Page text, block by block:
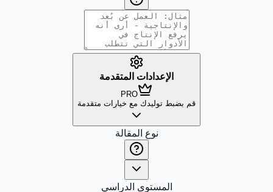
الإعدادات المتقدمة
PRO
قم بضبط توليدك مع خيارات متقدمة
نوع المقالة
المستوى الدراسي